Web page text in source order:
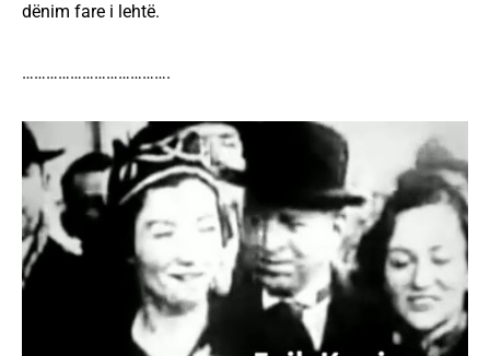
dënim fare i lehtë.
……………………………….